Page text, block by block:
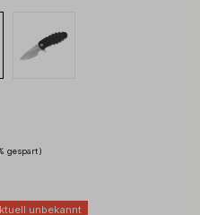
gespart)
unbekannt